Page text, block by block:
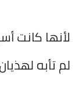
لأنها كانت
لم تأبه